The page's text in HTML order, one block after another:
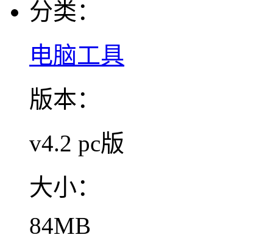
分类：
电脑工具
版本：
v4.2 pc版
大小：
84MB